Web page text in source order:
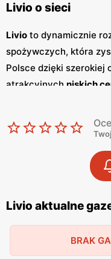
Livio o sieci
Livio to dynamicznie
spożywczych, która
Polsce dzięki szerokiej
atrakcyjnych niskich
nie tylko bogatym
, które
oszczędności i
ofertach specjalnych,
bieżąco z najnowszymi
szczególnie stawia na
ich zaangażowania w
produktów. W ofercie
Livio aktualne
BRAK